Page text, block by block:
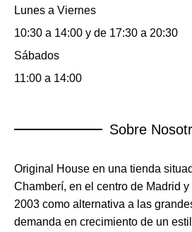
Lunes a Viernes
10:30 a 14:00 y de 17:30 a 20:30
Sábados
11:00 a 14:00
Sobre
Original House en una tienda
Chamberí, en el centro de Madrid
2003 como alternativa a las
demanda en crecimiento de un